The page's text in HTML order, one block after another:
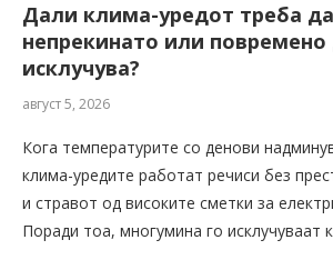
Дали клима-уредот треба
непрекинато или повремено
исклучува?
август 5, 2026
Кога температурите со денови
клима-уредите работат речиси без
и стравот од високите сметки за
Поради тоа, многумина го исклучуваат